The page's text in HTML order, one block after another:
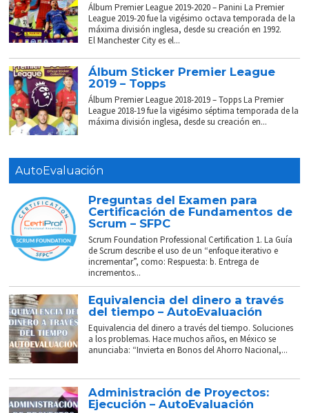
Álbum Premier League 2019-2020 – Panini La Premier
League 2019-20 fue la vigésimo octava temporada de la
máxima división inglesa, desde su creación en 1992.
El Manchester City es el...
Álbum Sticker Premier League
2019 – Topps
Álbum Premier League 2018-2019 – Topps La Premier
League 2018-19 fue la vigésimo séptima temporada de la
máxima división inglesa, desde su creación en...
AutoEvaluación
Preguntas del Examen para
Certificación de Fundamentos de
Scrum – SFPC
Scrum Foundation Professional Certification 1. La Guía
de Scrum describe el uso de un “enfoque iterativo e
incrementar”, como: Respuesta: b. Entrega de
incrementos...
Equivalencia del dinero a través
del tiempo – AutoEvaluación
Equivalencia del dinero a través del tiempo. Soluciones
a los problemas. Hace muchos años, en México se
anunciaba: “Invierta en Bonos del Ahorro Nacional,...
Administración de Proyectos:
Ejecución – AutoEvaluación